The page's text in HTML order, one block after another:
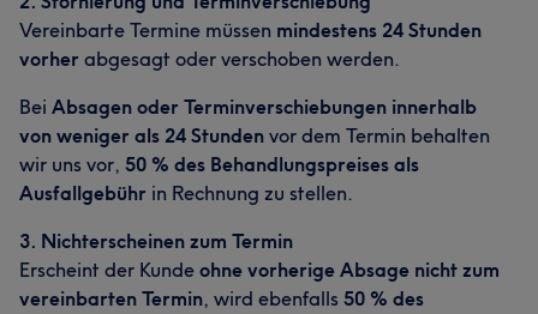
Vereinbarte Termine müssen mindestens 24 Stunden
vorher abgesagt oder verschoben werden.
Bei Absagen oder Terminverschiebungen innerhalb
von weniger als 24 Stunden vor dem Termin behalten
wir uns vor, 50 % des Behandlungspreises als
Ausfallgebühr in Rechnung zu stellen.
3. Nichterscheinen zum Termin
Erscheint der Kunde ohne vorherige Absage nicht zum
vereinbarten Termin, wird ebenfalls 50 % des